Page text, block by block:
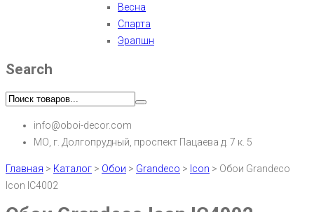
Весна
Спарта
Эрапшн
Search
info@oboi-decor.com
МО, г. Долгопрудный, проспект Пацаева д. 7 к. 5
Главная > Каталог > Обои > Grandeco > Icon > Обои Grandeco
Icon IC4002